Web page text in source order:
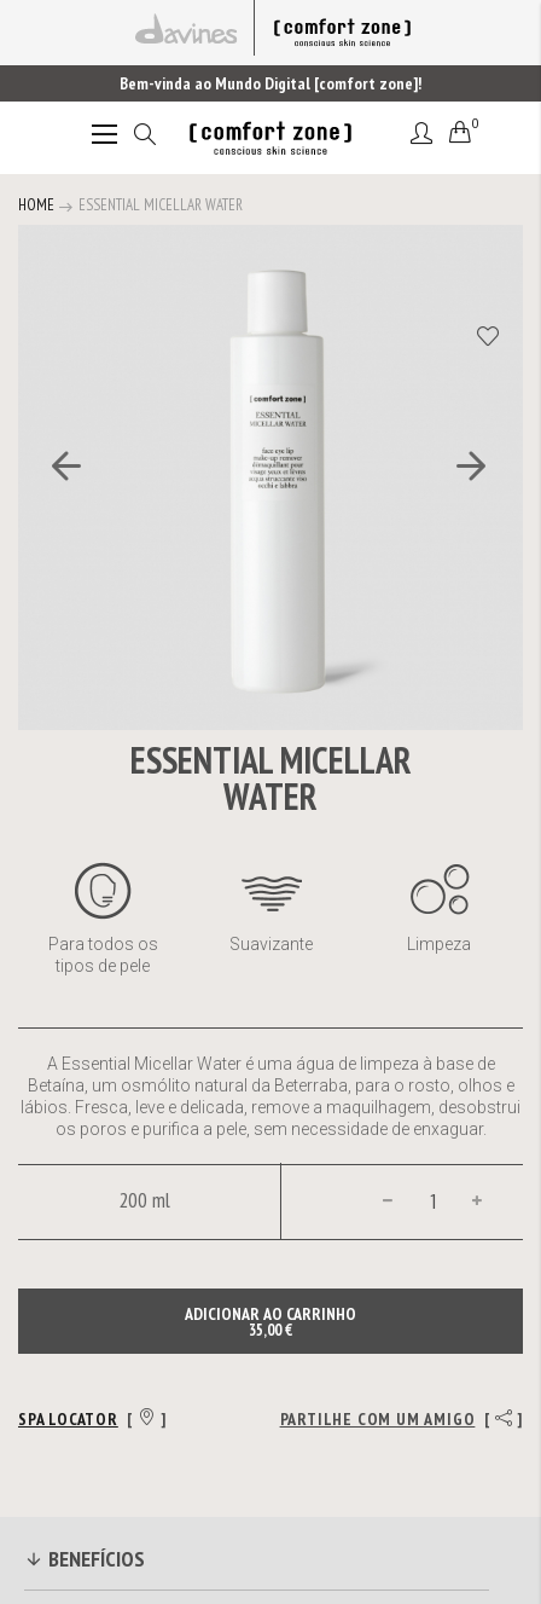
Bem-vinda ao Mundo Digital [comfort zone]!
Alternar
0
HOME ESSENTIAL MICELLAR WATER
imagens
ESSENTIAL MICELLAR
WATER
Para todos os
tipos de pele
Suavizante Limpeza
A Essential Micellar Water é uma água de limpeza à base de
Betaína, um osmólito natural da Beterraba, para o rosto, olhos e
lábios. Fresca, leve e delicada, remove a maquilhagem, desobstrui
os poros e purifica a pele, sem necessidade de enxaguar.
ADICIONAR AO CARRINHO
35,00 €
200 ml
SPA LOCATOR [ ] PARTILHE COM UM AMIGO [ ]
BENEFÍCIOS